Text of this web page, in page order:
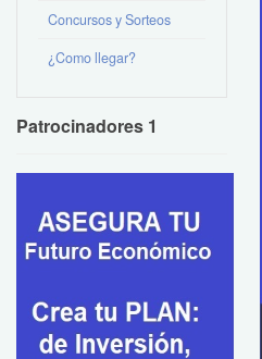
Concursos y Sorteos
¿Como llegar?
Patrocinadores 1